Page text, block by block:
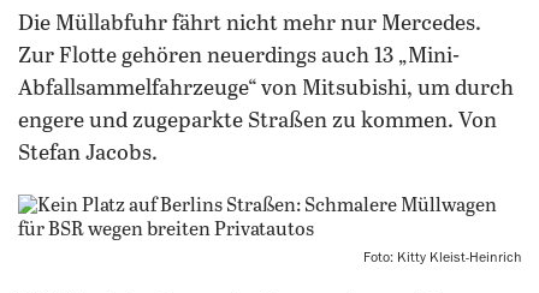
Die Müllabfuhr fährt nicht mehr nur Mercedes.
Zur Flotte gehören neuerdings auch 13 „Mini-
Abfallsammelfahrzeuge“ von Mitsubishi, um durch
engere und zugeparkte Straßen zu kommen. Von
Stefan Jacobs.
Foto: Kitty Kleist-Heinrich